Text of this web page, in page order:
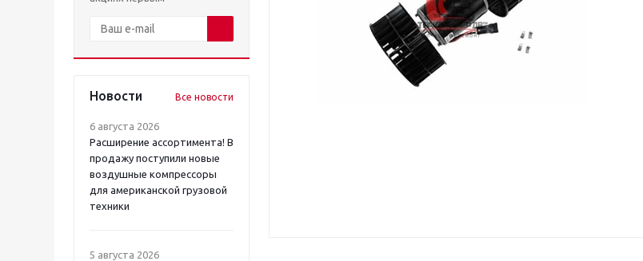
Новости Все новости
6 августа 2026
Расширение ассортимента! В
продажу поступили новые
воздушные компрессоры
для американской грузовой
техники
5 августа 2026